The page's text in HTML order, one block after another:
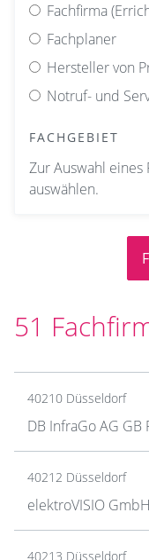
Fachfirma
Fachplaner
Hersteller von
Notruf- und
FACHGEBIET
Zur Auswahl
auswählen.
51
40210 Düsseldorf
DB InfraGo AG GB
40212 Düsseldorf
elektroVISIO GmbH
40213 Düsseldorf